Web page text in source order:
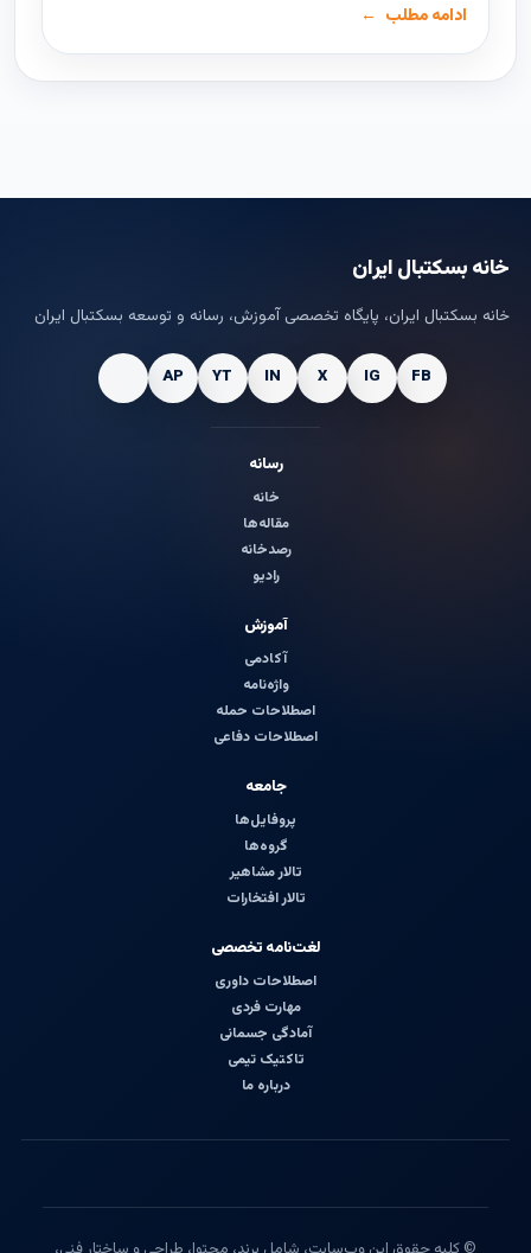
ادامه مطلب
خانه بسکتبال ایران
خانه بسکتبال ایران، پایگاه تخصصی آموزش، رسانه و توسعه بسکتبال ایران
رسانه
خانه
مقاله‌ها
رصدخانه
رادیو
آموزش
آکادمی
واژه‌نامه
اصطلاحات حمله
اصطلاحات دفاعی
جامعه
پروفایل‌ها
گروه‌ها
تالار مشاهیر
تالار افتخارات
لغت‌نامه تخصصی
اصطلاحات داوری
مهارت فردی
آمادگی جسمانی
تاکتیک تیمی
درباره ما